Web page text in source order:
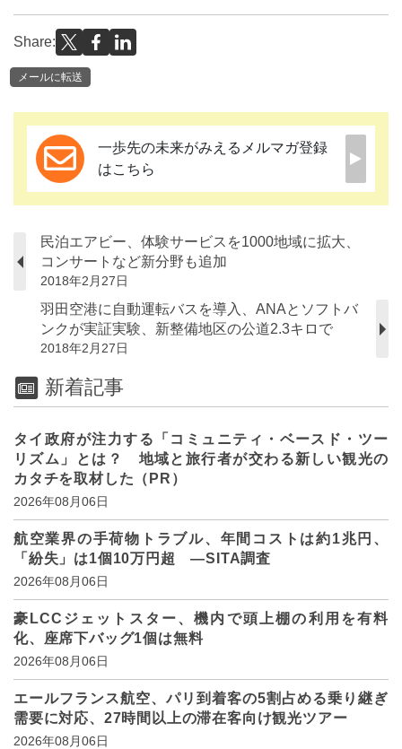
Share:
メールに転送
一歩先の未来がみえるメルマガ登録
はこちら
民泊エアビー、体験サービスを1000地域に拡大、
コンサートなど新分野も追加
2018年2月27日
羽田空港に自動運転バスを導入、ANAとソフトバ
ンクが実証実験、新整備地区の公道2.3キロで
2018年2月27日
新着記事
タイ政府が注力する「コミュニティ・ベースド・ツー
リズム」とは？ 地域と旅行者が交わる新しい観光の
カタチを取材した（PR）
2026年08月06日
航空業界の手荷物トラブル、年間コストは約1兆円、
「紛失」は1個10万円超 ―SITA調査
2026年08月06日
豪LCCジェットスター、機内で頭上棚の利用を有料
化、座席下バッグ1個は無料
2026年08月06日
エールフランス航空、パリ到着客の5割占める乗り継ぎ
需要に対応、27時間以上の滞在客向け観光ツアー
2026年08月06日